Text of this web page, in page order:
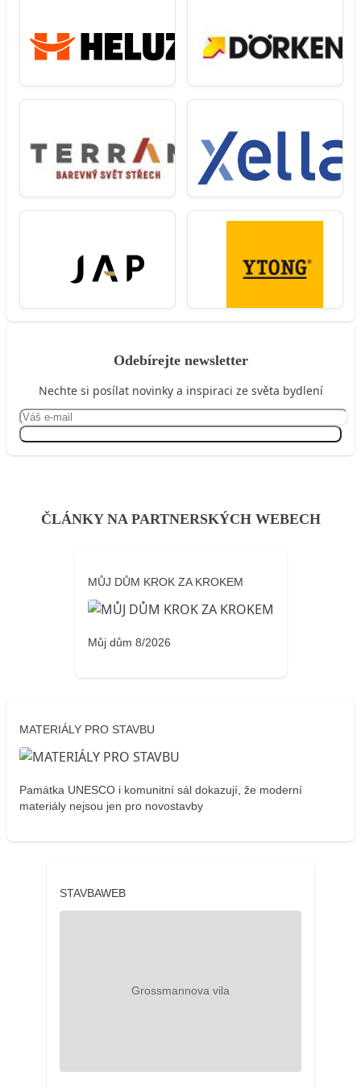
Odebírejte newsletter
Nechte si posílat novinky a inspiraci ze světa bydlení
ČLÁNKY NA PARTNERSKÝCH WEBECH
MŮJ DŮM KROK ZA KROKEM
Můj dům 8/2026
MATERIÁLY PRO STAVBU
Památka UNESCO i komunitní sál dokazují, že moderní
materiály nejsou jen pro novostavby
STAVBAWEB